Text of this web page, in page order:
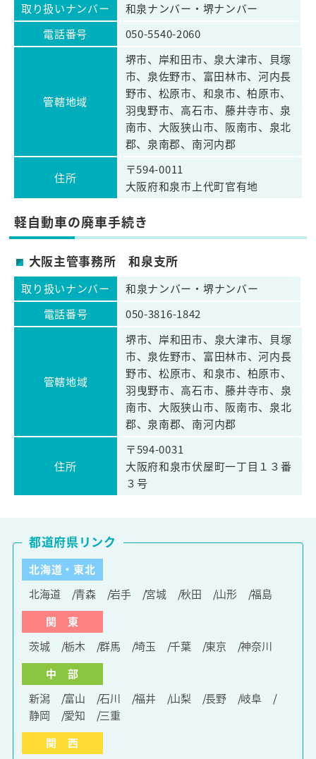
取り扱いナンバー
和泉ナンバー・堺ナンバー
電話番号
050-5540-2060
管轄地域
堺市、岸和田市、泉大津市、貝塚
市、泉佐野市、富田林市、河内長
野市、松原市、和泉市、柏原市、
羽曳野市、高石市、藤井寺市、泉
南市、大阪狭山市、阪南市、泉北
郡、泉南郡、南河内郡
住所
〒594-0011
大阪府和泉市上代町官有地
軽自動車の廃車手続き
大阪主管事務所 和泉支所
取り扱いナンバー
和泉ナンバー・堺ナンバー
電話番号
050-3816-1842
管轄地域
堺市、岸和田市、泉大津市、貝塚
市、泉佐野市、富田林市、河内長
野市、松原市、和泉市、柏原市、
羽曳野市、高石市、藤井寺市、泉
南市、大阪狭山市、阪南市、泉北
郡、泉南郡、南河内郡
住所
〒594-0031
大阪府和泉市伏屋町一丁目１３番
３号
北海道・東北
北海道
青森 岩手 宮城 秋田 山形
福島
関 東
茨城
栃木 群馬 埼玉 千葉 東京
神奈川
中 部
新潟
富山 石川 福井 山梨 長野
岐阜
静岡
愛知
三重
関 西
都道府県リンク